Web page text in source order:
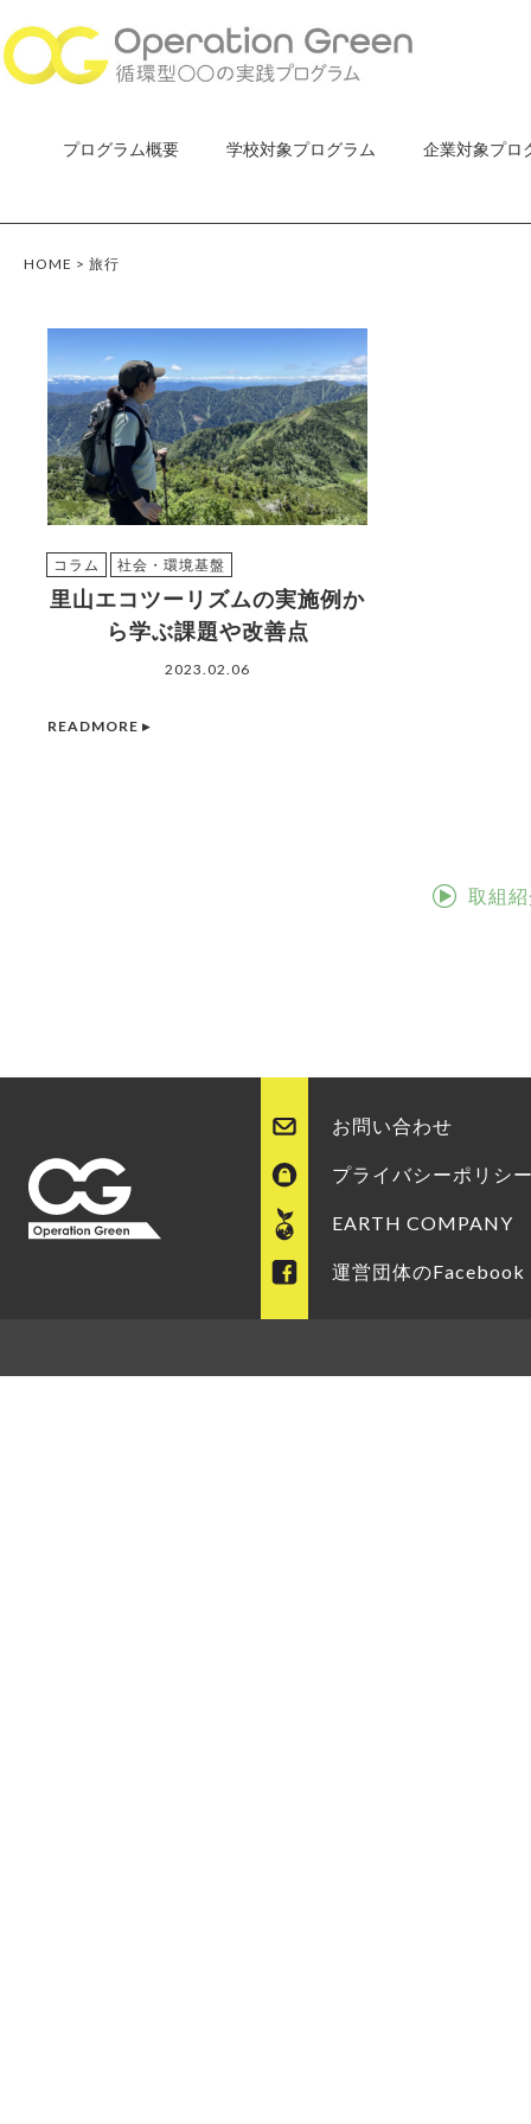
プログラム概要 学校対象プログラム 企業対象プロ
HOME > 旅行
コラム 社会・環境基盤
里山エコツーリズムの実施例か
ら学ぶ課題や改善点
2023.02.06
READMORE ▸
取組
お問い合わせ
プライバシーポリシ
EARTH COMPANY
運営団体のFacebook